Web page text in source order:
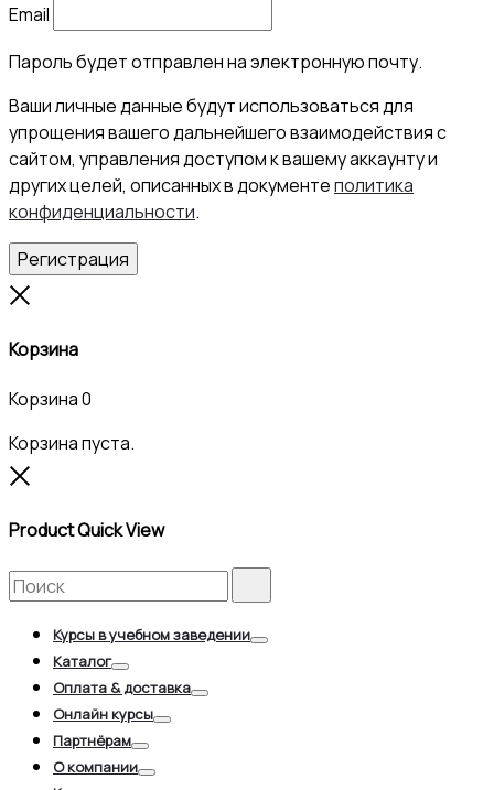
Email
Пароль будет отправлен на электронную почту.
Ваши личные данные будут использоваться для
упрощения вашего дальнейшего взаимодействия с
сайтом, управления доступом к вашему аккаунту и
других целей, описанных в документеполитика
конфиденциальности.
Регистрация
Корзина
Корзина0
Корзина пуста.
Product Quick View
Search
for:
Курсы в учебном заведении
Каталог
Toggle
Оплата & доставка
Онлайн курсы
Партнёрам
О компании